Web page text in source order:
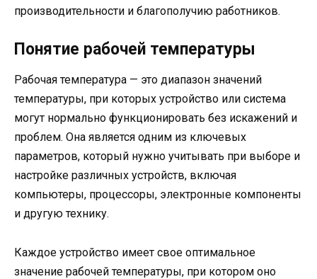
производительности и благополучию работников.
Понятие рабочей температуры
Рабочая температура — это диапазон значений
температуры, при которых устройство или система
могут нормально функционировать без искажений и
проблем. Она является одним из ключевых
параметров, который нужно учитывать при выборе и
настройке различных устройств, включая
компьютеры, процессоры, электронные компоненты
и другую технику.
Каждое устройство имеет свое оптимальное
значение рабочей температуры, при котором оно